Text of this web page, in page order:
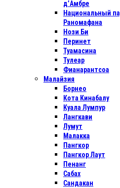
д’Амбре
Национальный
Раномафана
Нози Би
Перинет
Туамасина
Тулеар
Фианарантсоа
Малайзия
Борнео
Кота Кинабалу
Куала Лумпур
Лангкави
Лумут
Малакка
Пангкор
Пангкор Лаут
Пенанг
Сабах
Сандакан